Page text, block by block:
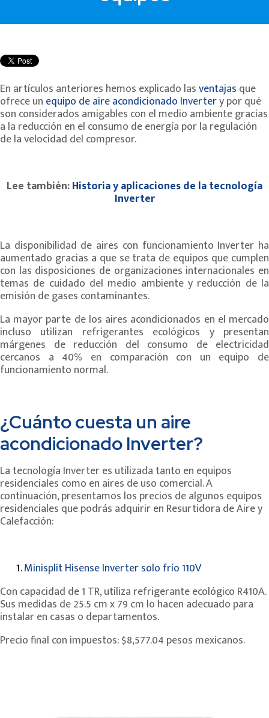
En artículos anteriores hemos explicado lasventajas que
ofrece un equipo de aire acondicionado Invertery por qué
son considerados amigables con el medio ambiente gracias
a la reducción en el consumo de energía por la regulación
de la velocidad del compresor.
Lee también:Historia y aplicaciones de la tecnología
Inverter
La disponibilidad de aires con funcionamiento Inverter ha
aumentado gracias a que se trata de equipos que cumplen
con las disposiciones de organizaciones internacionales en
temas de cuidado del medio ambiente y reducción de la
emisión de gases contaminantes.
La mayor parte de los aires acondicionados en el mercado
incluso utilizan refrigerantes ecológicos y presentan
márgenes de reducción del consumo de electricidad
cercanos a 40% en comparación con un equipo de
funcionamiento normal.
¿Cuánto cuesta un aire
acondicionado Inverter?
La tecnología Inverter es utilizada tanto en equipos
residenciales como en aires de uso comercial. A
continuación, presentamos los precios de algunos equipos
residenciales que podrás adquirir en Resurtidora de Aire y
Calefacción:
Minisplit Hisense Inverter solo frío 110V
Con capacidad de 1 TR, utiliza refrigerante ecológico R410A.
Sus medidas de 25.5 cm x 79 cm lo hacen adecuado para
instalar en casas o departamentos.
Precio final con impuestos: $8,577.04 pesos mexicanos.